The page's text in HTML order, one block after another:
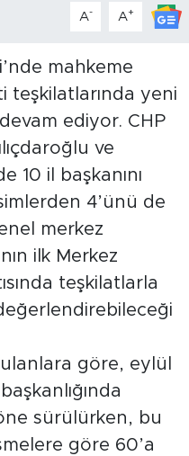
A- A+
mahkeme
teşkilatlarında yeni
ediyor. CHP
ve
10 il başkanını
4’ünü de
merkez
ilk Merkez
teşkilatlarla
göre, eylül
sürülürken, bu
göre 60’a